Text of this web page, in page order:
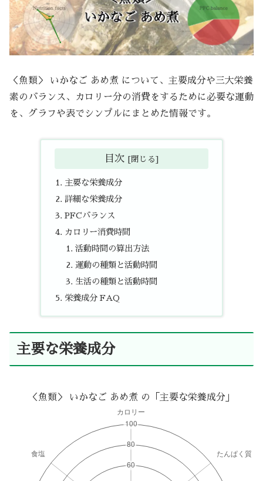
＜魚類＞ いかなご あめ煮 について、主要成分や三大栄養
素のバランス、カロリー分の消費をするために必要な運動
を、グラフや表でシンプルにまとめた情報です。
目次
主要な栄養成分
詳細な栄養成分
PFCバランス
カロリー消費時間
活動時間の算出方法
運動の種類と活動時間
生活の種類と活動時間
栄養成分 FAQ
主要な栄養成分
＜魚類＞ いかなご あめ煮 の「主要な栄養成分」